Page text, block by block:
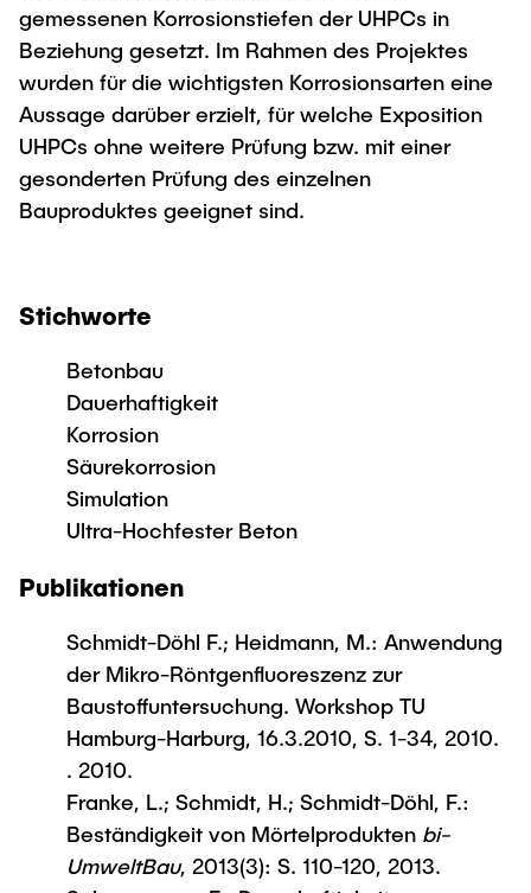
gemessenen Korrosionstiefen der UHPCs in
Beziehung gesetzt. Im Rahmen des Projektes
wurden für die wichtigsten Korrosionsarten eine
Aussage darüber erzielt, für welche Exposition
UHPCs ohne weitere Prüfung bzw. mit einer
gesonderten Prüfung des einzelnen
Bauproduktes geeignet sind.
Stichworte
Betonbau
Dauerhaftigkeit
Korrosion
Säurekorrosion
Simulation
Ultra-Hochfester Beton
Publikationen
Schmidt-Döhl F.; Heidmann, M.: Anwendung
der Mikro-Röntgenfluoreszenz zur
Baustoffuntersuchung. Workshop TU
Hamburg-Harburg, 16.3.2010, S. 1-34, 2010.
. 2010.
Franke, L.; Schmidt, H.; Schmidt-Döhl, F.:
Beständigkeit von Mörtelprodukten bi-
UmweltBau, 2013(3): S. 110-120, 2013.